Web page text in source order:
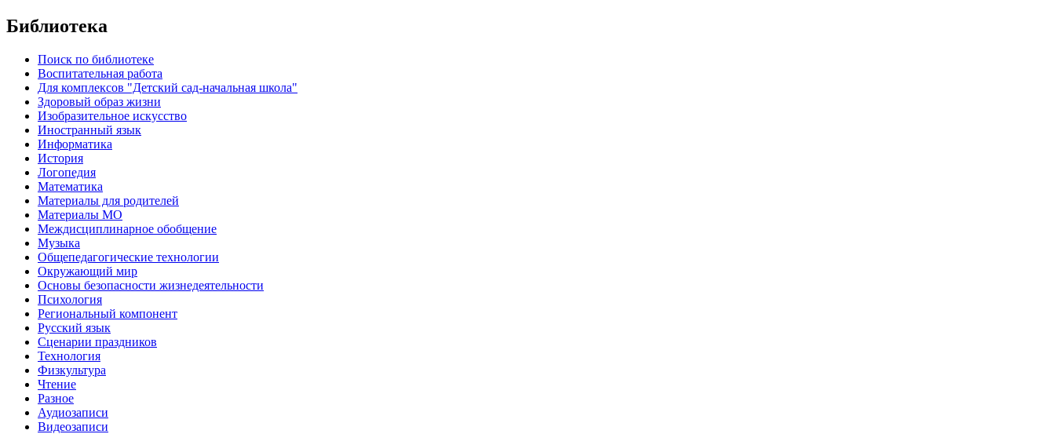
Библиотека
Поиск по библиотеке
Воспитательная работа
Для комплексов "Детский сад-начальная школа"
Здоровый образ жизни
Изобразительное искусство
Иностранный язык
Информатика
История
Логопедия
Математика
Материалы для родителей
Материалы МО
Междисциплинарное обобщение
Музыка
Общепедагогические технологии
Окружающий мир
Основы безопасности жизнедеятельности
Психология
Региональный компонент
Русский язык
Сценарии праздников
Технология
Физкультура
Чтение
Разное
Аудиозаписи
Видеозаписи